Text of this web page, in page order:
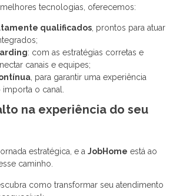
tecnologias, oferecemos:
qualificados, prontos para atuar
: com as estratégias corretas e
canais e equipes;
, para garantir uma experiência
importa o canal.
na experiência do seu
estratégica, e a JobHome está ao
caminho.
como transformar seu atendimento